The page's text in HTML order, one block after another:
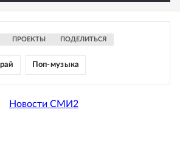
ПРОЕКТЫ ПОДЕЛИТЬСЯ
Поп-музыка
Новости СМИ2